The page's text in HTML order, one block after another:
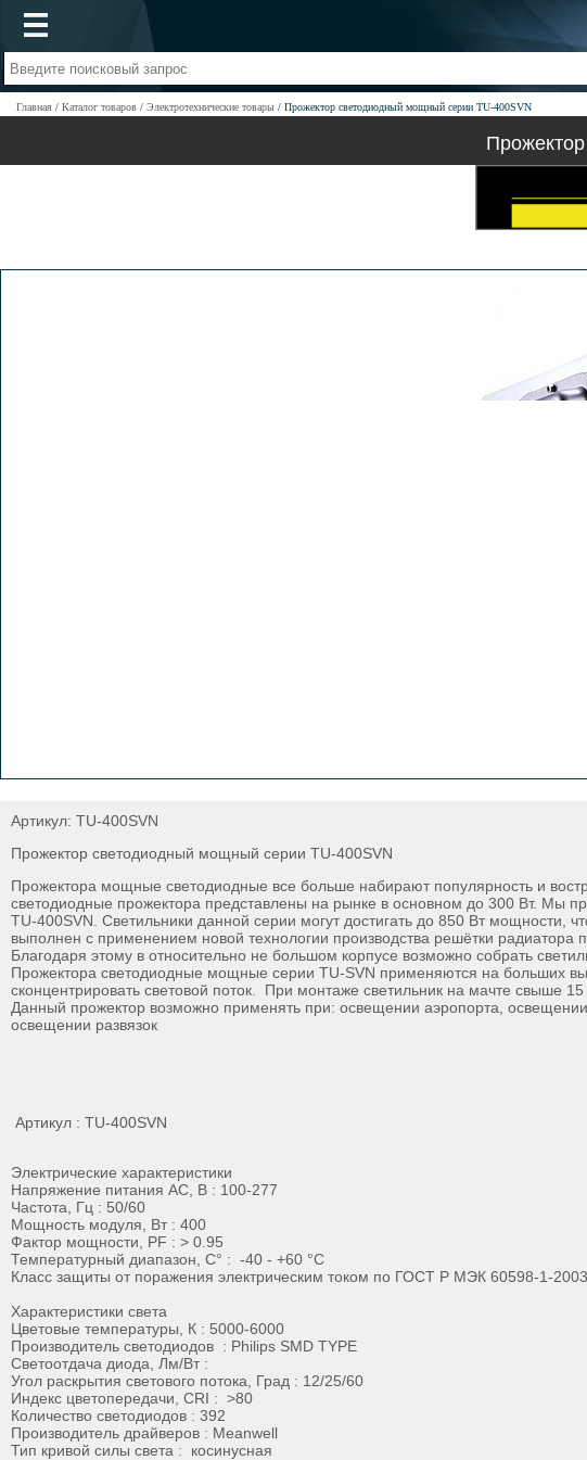
Главная Каталог товаров Электротехнические товары Прожектор светодиодный мощный серии TU-400SVN
Артикул: TU-400SVN
Прожектор светодиодный мощный серии TU-400SVN
Прожектора мощные светодиодные все больше набирают популярность и
светодиодные прожектора представлены на рынке в основном до 300 Вт. Мы
TU-400SVN. Светильники данной серии могут достигать до 850 Вт мощности,
выполнен с применением новой технологии производства решётки
Благодаря этому в относительно не большом корпусе возможно собрать
Прожектора светодиодные мощные серии TU-SVN применяются на больших
сконцентрировать световой поток. При монтаже светильник на мачте свыше
Данный прожектор возможно применять при: освещении аэропорта,
освещении развязок
Артикул : TU-400SVN
Электрические характеристики
Напряжение питания AC, В : 100-277
Частота, Гц : 50/60
Мощность модуля, Вт : 400
Фактор мощности, PF : > 0.95
Температурный диапазон, С° : -40 - +60 °С
Класс защиты от поражения электрическим током по ГОСТ Р МЭК 60598-1-
Характеристики света
Цветовые температуры, К : 5000-6000
Производитель светодиодов : Philips SMD TYPE
Светоотдача диода, Лм/Вт :
Угол раскрытия светового потока, Град : 12/25/60
Индекс цветопередачи, CRI : >80
Количество светодиодов : 392
Производитель драйверов : Meanwell
Тип кривой силы света : косинусная